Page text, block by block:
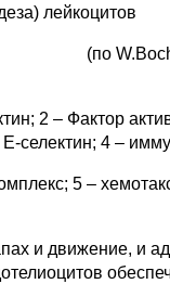
лейкоцитов
2 – Фактор
селектин; 4 –
5 –
и движение, и